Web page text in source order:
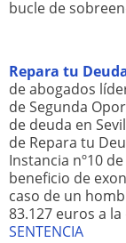
bucle de
Repara tu
de abogados
de Segunda
de deuda en
de Repara tu
Instancia nº10
beneficio de
caso de un
83.127 euros a
SENTENCIA